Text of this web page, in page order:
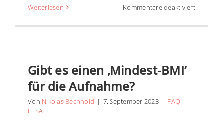
Weiterlesen Kommentare deaktiviertfür
es
Gibt es einen ‚Mindest-BMI‘
für die Aufnahme?
Von Nikolas Bechhold | 7. September 2023 | FAQ
ELSA